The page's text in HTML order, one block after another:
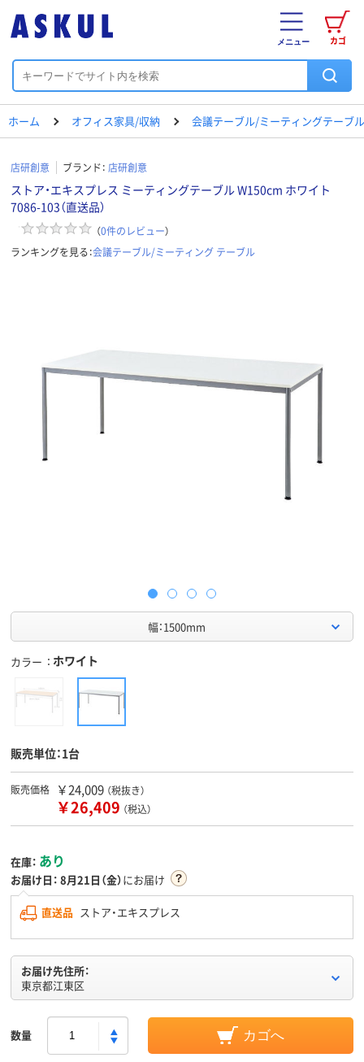
カゴ
メニュー
ホーム オフィス家具/収納 会議テーブル/ミーティングテーブル
店研創意 ブランド： 店研創意
ストア・エキスプレス ミーティングテーブル W150cm ホワイト
7086-103（直送品）
（0件のレビュー）
ランキングを見る：会議テーブル/ミーティング テーブル
幅：1500mm
カラー ホワイト
販売単位：1台
販売価格 ￥24,009 （税抜き）
￥26,409 （税込）
在庫： あり
お届け日： 8月21日（金）にお届け
直送品 ストア・エキスプレス
お届け先住所：
東京都江東区
数量 カゴへ